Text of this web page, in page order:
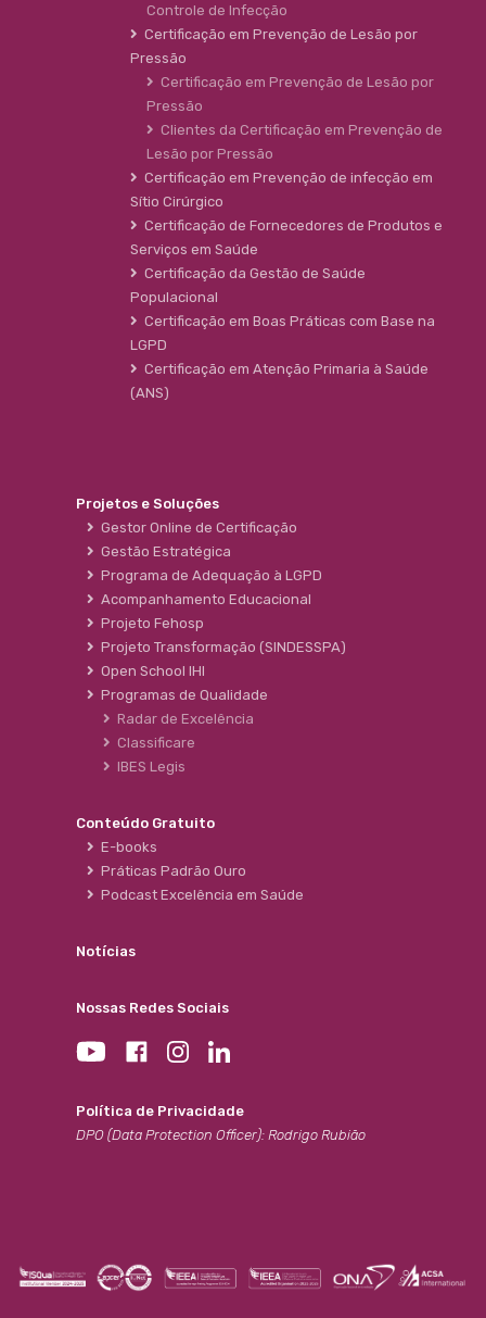
Controle de Infecção
Certificação em Prevenção de Lesão por
Pressão
Certificação em Prevenção de Lesão por
Pressão
Clientes da Certificação em Prevenção de
Lesão por Pressão
Certificação em Prevenção de infecção em
Sítio Cirúrgico
Certificação de Fornecedores de Produtos e
Serviços em Saúde
Certificação da Gestão de Saúde
Populacional
Certificação em Boas Práticas com Base na
LGPD
Certificação em Atenção Primaria à Saúde
(ANS)
Projetos e Soluções
Gestor Online de Certificação
Gestão Estratégica
Programa de Adequação à LGPD
Acompanhamento Educacional
Projeto Fehosp
Projeto Transformação (SINDESSPA)
Open School IHI
Programas de Qualidade
Radar de Excelência
Classificare
IBES Legis
Conteúdo Gratuito
E-books
Práticas Padrão Ouro
Podcast Excelência em Saúde
Notícias
Nossas Redes Sociais
Política de Privacidade
DPO (Data Protection Officer): Rodrigo Rubião